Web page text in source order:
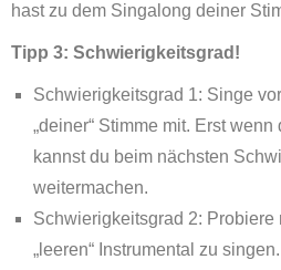
hast zu dem Singalong deiner
Tipp 3: Schwierigkeitsgrad!
Schwierigkeitsgrad 1: Singe
„deiner“ Stimme mit. Erst
kannst du beim nächsten
weitermachen.
Schwierigkeitsgrad 2: Probiere
„leeren“ Instrumental zu